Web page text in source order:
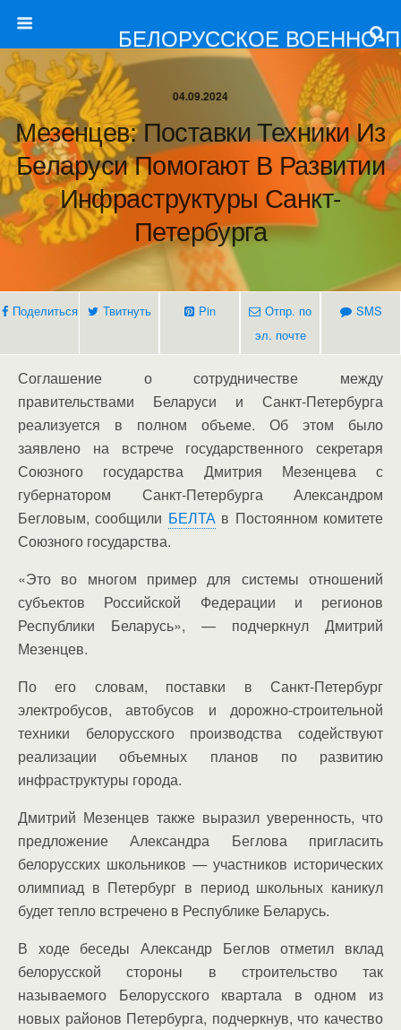
БЕЛОРУССКОЕ ВОЕННО-
04.09.2024
Мезенцев: Поставки Техники Из
Беларуси Помогают В Развитии
Инфраструктуры Санкт-
Петербурга
Поделиться Твитнуть Pin
Отпр. по
эл. почте
SMS
Соглашение о сотрудничестве между
правительствами Беларуси и Санкт-Петербурга
реализуется в полном объеме. Об этом было
заявлено на встрече государственного секретаря
Союзного государства Дмитрия Мезенцева с
губернатором Санкт-Петербурга Александром
Бегловым, сообщили БЕЛТАв Постоянном комитете
Союзного государства.
«Это во многом пример для системы отношений
субъектов Российской Федерации и регионов
Республики Беларусь», — подчеркнул Дмитрий
Мезенцев.
По его словам, поставки в Санкт-Петербург
электробусов, автобусов и дорожно-строительной
техники белорусского производства содействуют
реализации объемных планов по развитию
инфраструктуры города.
Дмитрий Мезенцев также выразил уверенность, что
предложение Александра Беглова пригласить
белорусских школьников — участников исторических
олимпиад в Петербург в период школьных каникул
будет тепло встречено в Республике Беларусь.
В ходе беседы Александр Беглов отметил вклад
белорусской стороны в строительство так
называемого Белорусского квартала в одном из
новых районов Петербурга, подчеркнув, что качество